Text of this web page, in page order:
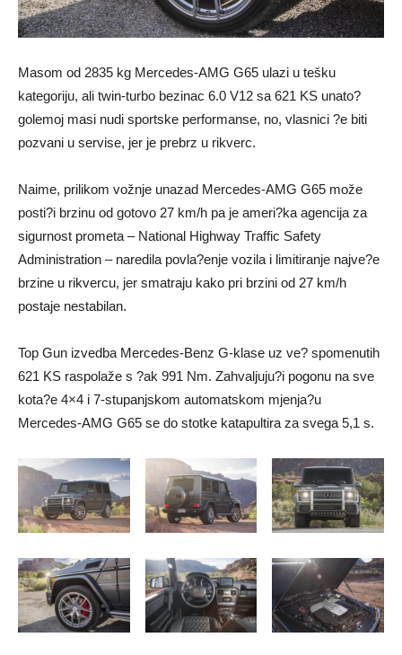
Masom od 2835 kg Mercedes-AMG G65 ulazi u tešku
kategoriju, ali twin-turbo bezinac 6.0 V12 sa 621 KS unato?
golemoj masi nudi sportske performanse, no, vlasnici ?e biti
pozvani u servise, jer je prebrz u rikverc.
Naime, prilikom vožnje unazad Mercedes-AMG G65 može
posti?i brzinu od gotovo 27 km/h pa je ameri?ka agencija za
sigurnost prometa – National Highway Traffic Safety
Administration – naredila povla?enje vozila i limitiranje najve?e
brzine u rikvercu, jer smatraju kako pri brzini od 27 km/h
postaje nestabilan.
Top Gun izvedba Mercedes-Benz G-klase uz ve? spomenutih
621 KS raspolaže s ?ak 991 Nm. Zahvaljuju?i pogonu na sve
kota?e 4×4 i 7-stupanjskom automatskom mjenja?u
Mercedes-AMG G65 se do stotke katapultira za svega 5,1 s.